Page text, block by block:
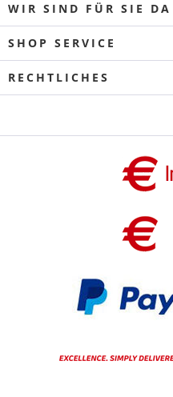
WIR SIND FÜR SIE DA
SHOP SERVICE
RECHTLICHES